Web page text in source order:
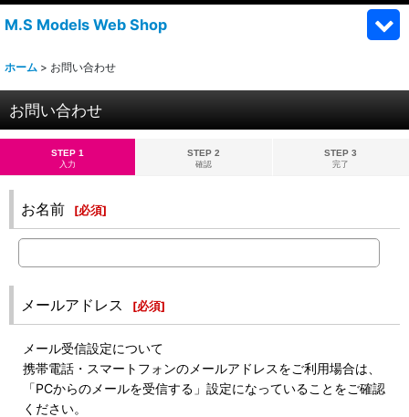
M.S Models Web Shop
ホーム > お問い合わせ
お問い合わせ
STEP 1
入力
STEP 2
確認
STEP 3
完了
お名前 [必須]
メールアドレス [必須]
メール受信設定について
携帯電話・スマートフォンのメールアドレスをご利用場合は、
「PCからのメールを受信する」設定になっていることをご確認
ください。